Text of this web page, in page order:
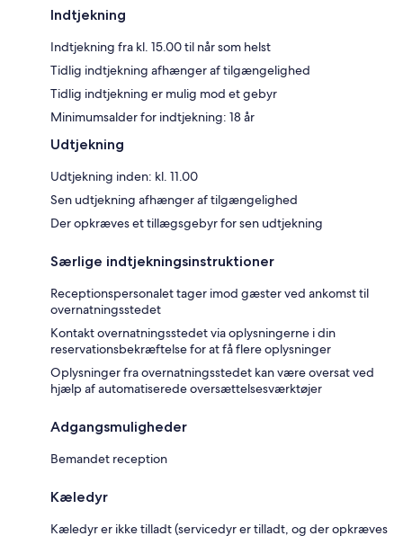
Indtjekning
Indtjekning fra kl. 15.00 til når som helst
Tidlig indtjekning afhænger af tilgængelighed
Tidlig indtjekning er mulig mod et gebyr
Minimumsalder for indtjekning: 18 år
Udtjekning
Udtjekning inden: kl. 11.00
Sen udtjekning afhænger af tilgængelighed
Der opkræves et tillægsgebyr for sen udtjekning
Særlige indtjekningsinstruktioner
Receptionspersonalet tager imod gæster ved ankomst til
overnatningsstedet
Kontakt overnatningsstedet via oplysningerne i din
reservationsbekræftelse for at få flere oplysninger
Oplysninger fra overnatningsstedet kan være oversat ved
hjælp af automatiserede oversættelsesværktøjer
Adgangsmuligheder
Bemandet reception
Kæledyr
Kæledyr er ikke tilladt (servicedyr er tilladt, og der opkræves